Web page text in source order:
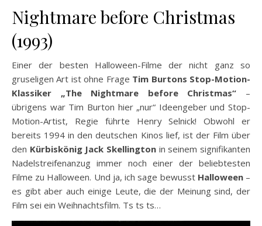
Nightmare before Christmas
(1993)
Einer der besten Halloween-Filme der nicht ganz so
gruseligen Art ist ohne Frage Tim Burtons Stop-Motion-
Klassiker „The Nightmare before Christmas“ –
übrigens war Tim Burton hier „nur“ Ideengeber und Stop-
Motion-Artist, Regie führte Henry Selnick! Obwohl er
bereits 1994 in den deutschen Kinos lief, ist der Film über
den Kürbiskönig Jack Skellington in seinem signifikanten
Nadelstreifenanzug immer noch einer der beliebtesten
Filme zu Halloween. Und ja, ich sage bewusst Halloween–
es gibt aber auch einige Leute, die der Meinung sind, der
Film sei ein Weihnachtsfilm. Ts ts ts…